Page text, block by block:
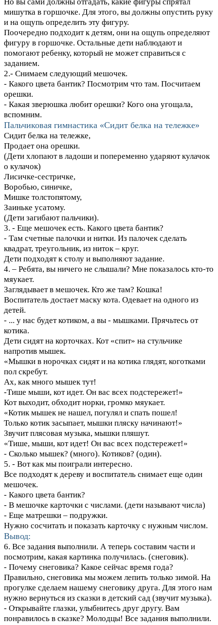
мишутка в горшочке. Для этого, вы должны опустить руку
и на ощупь определить эту фигуру.
Поочередно подходит к детям, они на ощупь определяют
фигуру в горшочке. Остальные дети наблюдают и
помогают ребенку, который не может справиться с
заданием.
2.- Снимаем следующий мешочек.
- Какого цвета бантик? Посмотрим что там. Посчитаем
орешки.
- Какая зверюшка любит орешки? Кого она угощала,
вспомним.
Пальчиковая гимнастика «Сидит белка на тележке»
Сидит белка на тележке,
Продает она орешки.
(Дети хлопают в ладоши и попеременно ударяют кулачок
о кулачок)
Лисичке-сестричке,
Воробью, синичке,
Мишке толстопятому,
Заиньке усатому.
(Дети загибают пальчики).
3. - Еще мешочек есть. Какого цвета бантик?
- Там счетные палочки и нитки. Из палочек сделать
квадрат, треугольник, из ниток – круг.
Дети подходят к столу и выполняют задание.
4. – Ребята, вы ничего не слышали? Мне показалось кто-то
мяукает.
Заглядывает в мешочек. Кто же там? Кошка!
Воспитатель достает маску кота. Одевает на одного из
детей.
- ... у нас будет котиком, а вы - мышками. Прячьтесь от
котика.
Дети сидят на корточках. Кот «спит» на стульчике
напротив мышек.
«Мышки в норочках сидят и на котика глядят, коготками
пол скребут.
Ах, как много мышек тут!
-Тише мыши, кот идет. Он вас всех подстережет!»
Кот выходит, обходит норки, громко мяукает.
«Котик мышек не нашел, погулял и спать пошел!
Только котик засыпает, мышки пляску начинают!»
Звучит плясовая музыка, мышки пляшут.
«Тише, мыши, кот идет! Он вас всех подстережет!»
- Сколько мышек? (много). Котиков? (один).
5. - Вот как мы поиграли интересно.
Все подходят к дереву и воспитатель снимает еще один
мешочек.
- Какого цвета бантик?
- В мешочке карточки с числами. (дети называют числа)
- Еще матрешки – подружки.
Нужно сосчитать и показать карточку с нужным числом.
Вывод:
6. Все задания выполнили. А теперь составим части и
посмотрим, какая картинка получилась. (снеговик).
- Почему снеговика? Какое сейчас время года?
Правильно, снеговика мы можем лепить только зимой. На
прогулке сделаем нашему снеговику друга. Для этого нам
нужно вернуться из сказки в детский сад (звучит музыка).
- Открывайте глазки, улыбнитесь друг другу. Вам
понравилось в сказке? Молодцы! Все задания выполнили.